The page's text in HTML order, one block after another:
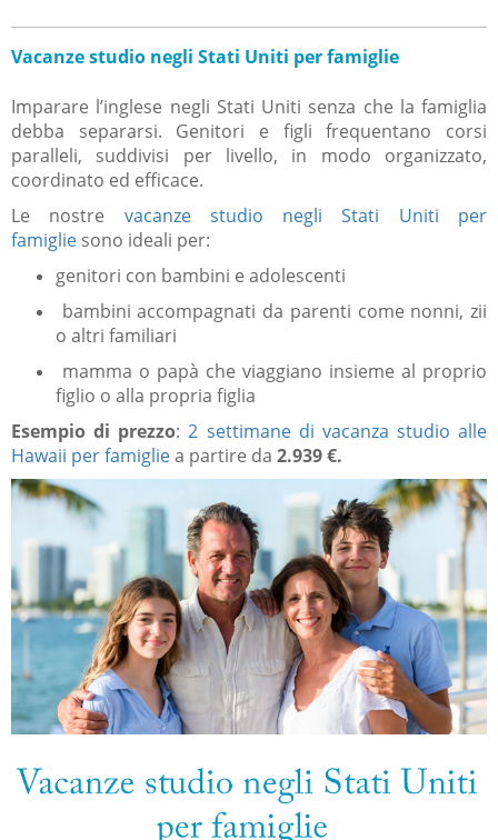
Vacanze studio negli Stati Uniti per famiglie
Imparare l’inglese negli Stati Uniti senza che la famiglia
debba separarsi. Genitori e figli frequentano corsi
paralleli, suddivisi per livello, in modo organizzato,
coordinato ed efficace.
Le nostre vacanze studio negli Stati Uniti per
famiglie sono ideali per:
genitori con bambini e adolescenti
bambini accompagnati da parenti come nonni, zii
o altri familiari
mamma o papà che viaggiano insieme al proprio
figlio o alla propria figlia
Esempio di prezzo:2 settimane di vacanza studio alle
Hawaii per famigliea partire da 2.939 €.